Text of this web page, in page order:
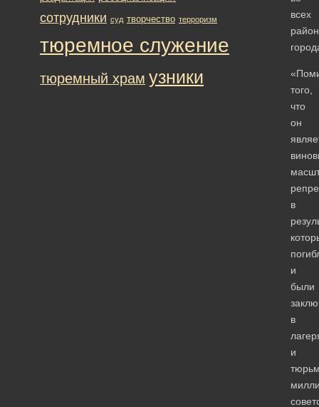
всех
того,
что
он
в
и
были
в
и
сотрудники суд творчество терроризм
тюремное служение
тюремный храм узники